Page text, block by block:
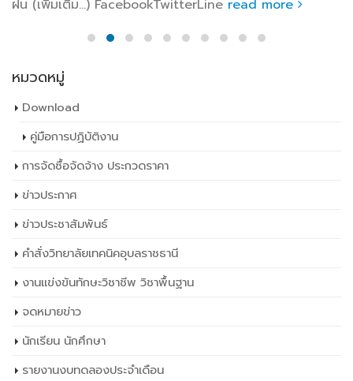
ฝน (เพิ่มเติม…) FacebookTwitterLine read more
หมวดหมู่
Download
คู่มือการปฏิบัติงาน
การจัดซื้อจัดจ้าง ประกวดราคา
ข่าวประกาศ
ข่าวประชาสัมพันธ์
คำสั่งวิทยาลัยเทคนิคอุบลราชธานี
งานแข่งขันทักษะวิชาชีพ วิชาพื้นฐาน
จดหมายข่าว
นักเรียน นักศึกษา
รายงานงบทดลองประจำเดือน